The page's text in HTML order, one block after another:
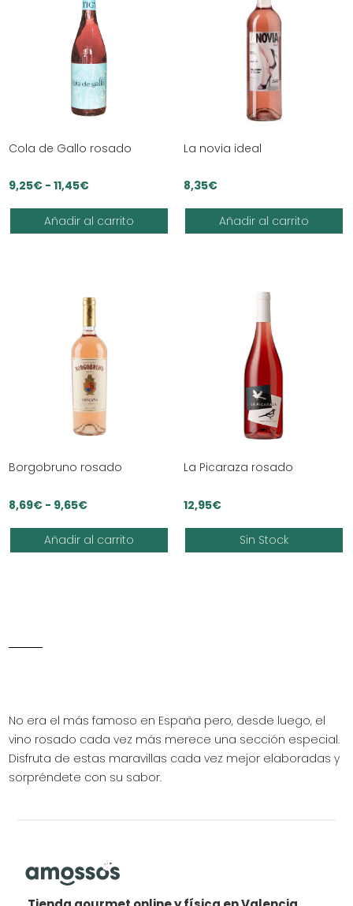
Cola de Gallo rosado
9,25€ - 11,45€Rango
de
precios:
11,45€
Añadir al carrito
La novia ideal
8,35€
Añadir al carrito
Borgobruno rosado
8,69€ - 9,65€Rango
de
precios:
Añadir al carrito
La Picaraza rosado
12,95€
Sin Stock
No era el más famoso en España pero, desde luego, el
vino rosado cada vez más merece una sección especial.
Disfruta de estas maravillas cada vez mejor elaboradas y
sorpréndete con su sabor.